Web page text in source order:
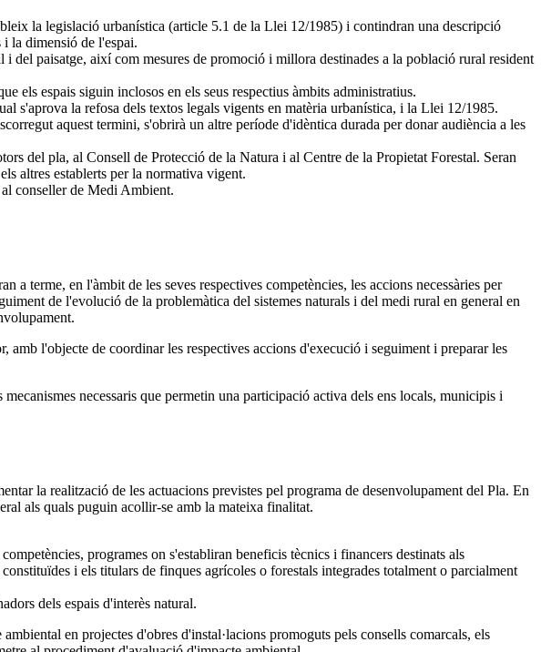
la legislació urbanística (article 5.1 de la Llei 12/1985) i contindran una descripció
i la dimensió de l'espai.
paisatge, així com mesures de promoció i millora destinades a la població rural resident
els espais siguin inclosos en els seus respectius àmbits administratius.
s'aprova la refosa dels textos legals vigents en matèria urbanística, i la Llei 12/1985.
aquest termini, s'obrirà un altre període d'idèntica durada per donar audiència a les
del pla, al Consell de Protecció de la Natura i al Centre de la Propietat Forestal. Seran
altres establerts per la normativa vigent.
conseller de Medi Ambient.
terme, en l'àmbit de les seves respectives competències, les accions necessàries per
de l'evolució de la problemàtica del sistemes naturals i del medi rural en general en
l'objecte de coordinar les respectives accions d'execució i seguiment i preparar les
necessaris que permetin una participació activa dels ens locals, municipis i
la realització de les actuacions previstes pel programa de desenvolupament del Pla. En
als quals puguin acollir-se amb la mateixa finalitat.
programes on s'establiran beneficis tècnics i financers destinats als
i els titulars de finques agrícoles o forestals integrades totalment o parcialment
dels espais d'interès natural.
en projectes d'obres d'instal·lacions promoguts pels consells comarcals, els